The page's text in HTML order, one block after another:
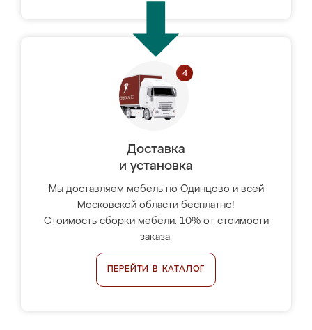
Доставка
и установка
Мы доставляем мебель по Одинцово и всей
Московской области бесплатно!
Стоимость сборки мебели: 10% от стоимости
заказа.
ПЕРЕЙТИ В КАТАЛОГ